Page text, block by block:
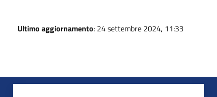
Ultimo aggiornamento: 24 settembre 2024, 11:33